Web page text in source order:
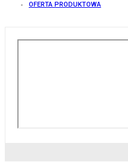
OFERTA PRODUKTOWA